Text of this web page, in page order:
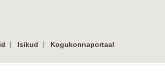
| Isikud |
Kogukonnaportaal